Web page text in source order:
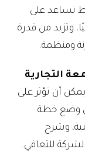
تساعد على
وتزيد من قدرة
ومنظمة.
التجارية
أن تؤثر على
وضع خطة
وشرح
الشركة للتعافي.